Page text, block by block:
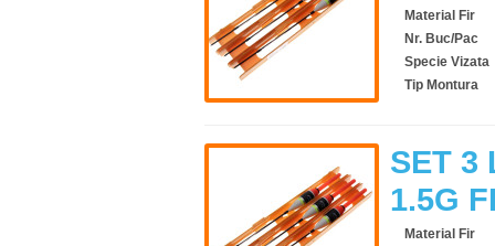
Material Fir
Nr. Buc/Pac
Specie Vizata
Tip Montura
SET 3
1.5G
Material Fir